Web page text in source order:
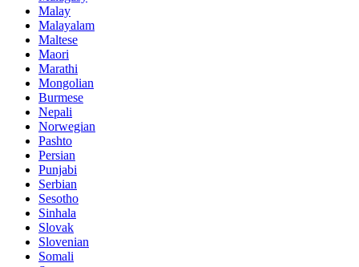
Malay
Malayalam
Maltese
Maori
Marathi
Mongolian
Burmese
Nepali
Norwegian
Pashto
Persian
Punjabi
Serbian
Sesotho
Sinhala
Slovak
Slovenian
Somali